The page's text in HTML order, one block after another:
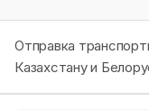
Отправка
Казахстану и